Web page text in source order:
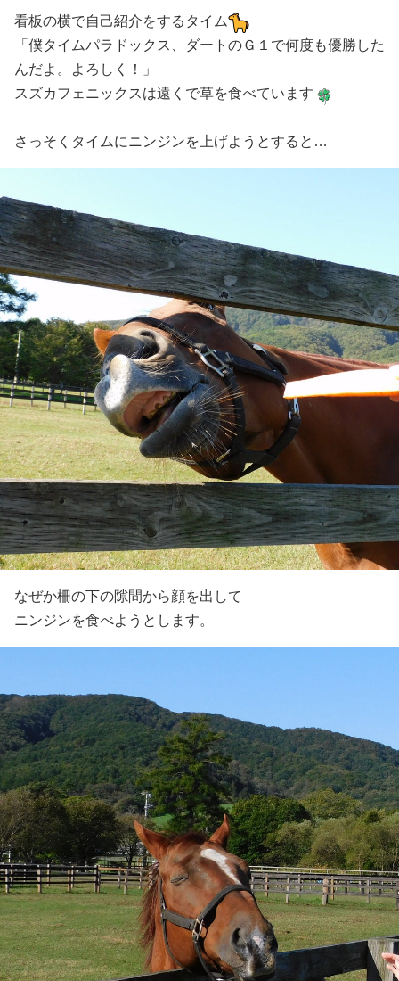
看板の横で自己紹介をするタイム
「僕タイムパラドックス、ダートのＧ１で何度も優勝した
んだよ。よろしく！」
スズカフェニックスは遠くで草を食べています
さっそくタイムにニンジンを上げようとすると…
なぜか柵の下の隙間から顔を出して
ニンジンを食べようとします。